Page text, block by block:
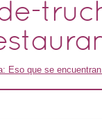
Eso que se